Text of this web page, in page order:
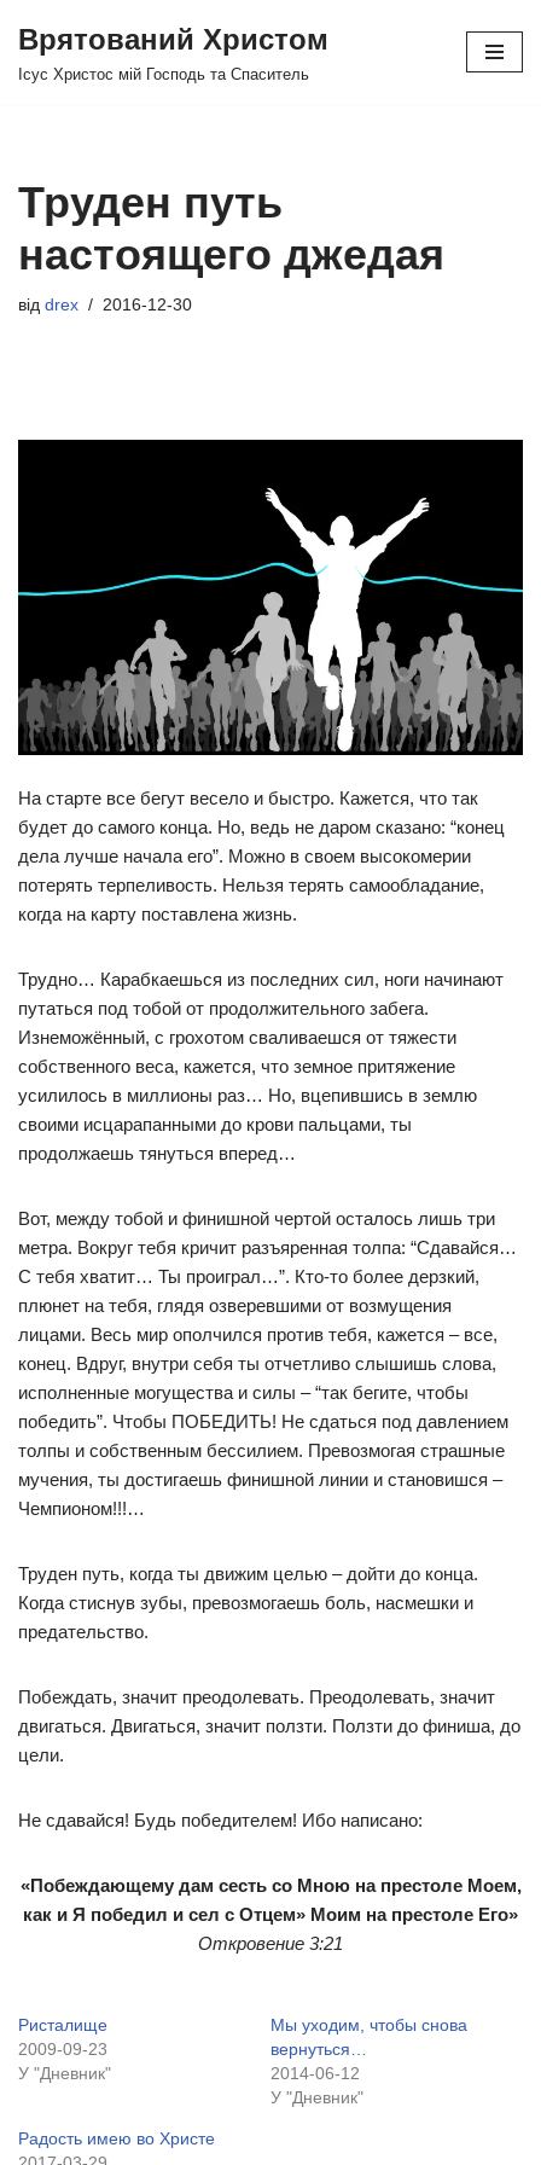
Перейти
Врятований Христом
Ісус Христос мій Господь та Спаситель
Труден путь
настоящего джедая
від drex 2016-12-30
На старте все бегут весело и быстро. Кажется, что так
будет до самого конца. Но, ведь не даром сказано: “конец
дела лучше начала его”. Можно в своем высокомерии
потерять терпеливость. Нельзя терять самообладание,
когда на карту поставлена жизнь.
Трудно… Карабкаешься из последних сил, ноги начинают
путаться под тобой от продолжительного забега.
Изнеможённый, с грохотом сваливаешся от тяжести
собственного веса, кажется, что земное притяжение
усилилось в миллионы раз… Но, вцепившись в землю
своими исцарапанными до крови пальцами, ты
продолжаешь тянуться вперед…
Вот, между тобой и финишной чертой осталось лишь три
метра. Вокруг тебя кричит разъяренная толпа: “Сдавайся…
С тебя хватит… Ты проиграл…”. Кто-то более дерзкий,
плюнет на тебя, глядя озверевшими от возмущения
лицами. Весь мир ополчился против тебя, кажется – все,
конец. Вдруг, внутри себя ты отчетливо слышишь слова,
исполненные могущества и силы – “так бегите, чтобы
победить”. Чтобы ПОБЕДИТЬ! Не сдаться под давлением
толпы и собственным бессилием. Превозмогая страшные
мучения, ты достигаешь финишной линии и становишся –
Чемпионом!!!…
Труден путь, когда ты движим целью – дойти до конца.
Когда стиснув зубы, превозмогаешь боль, насмешки и
предательство.
Побеждать, значит преодолевать. Преодолевать, значит
двигаться. Двигаться, значит ползти. Ползти до финиша, до
цели.
Не сдавайся! Будь победителем! Ибо написано:
«Побеждающему дам сесть со Мною на престоле Моем,
как и Я победил и сел с Отцем» Моим на престоле Его»
Откровение 3:21
Ристалище
2009-09-23
У "Дневник"
Мы уходим, чтобы снова
вернуться…
2014-06-12
У "Дневник"
Радость имею во Христе